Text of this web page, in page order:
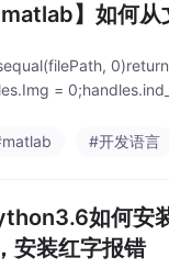
matlab】如何
=
#开发语言
如何安
安装红字报错